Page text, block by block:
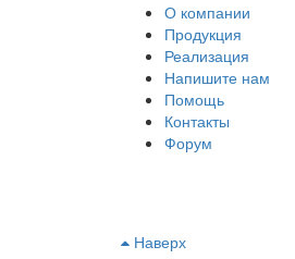
О компании
Продукция
Реализация
Напишите нам
Помощь
Контакты
Форум
Наверх